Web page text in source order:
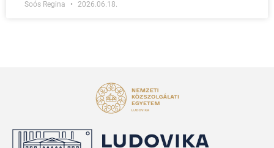
Soós Regina 2026.06.18.